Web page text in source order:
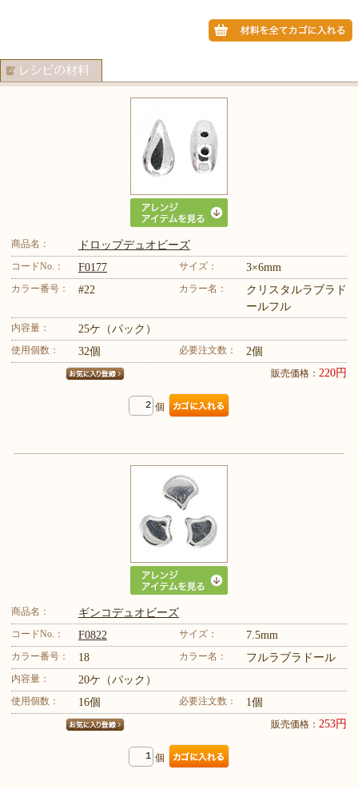
商品名： ドロップデュオビーズ
コードNo.： F0177 サイズ： 3×6mm
カラー番号： #22 カラー名：
クリスタルラブラド
ールフル
内容量： 25ケ（パック）
使用個数： 32個 必要注文数： 2個
販売価格： 220円
個
商品名： ギンコデュオビーズ
コードNo.： F0822 サイズ： 7.5mm
カラー番号： 18 カラー名： フルラブラドール
内容量： 20ケ（パック）
使用個数： 16個 必要注文数： 1個
販売価格： 253円
個